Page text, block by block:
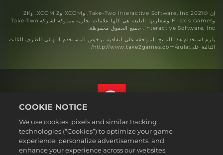
إن ©2021 Take-Two Interactive Software, Inc. وXCOM وXCOM 2. و2K
وFiraxis Games وشعارتها التابعة هي كلها علامات تجارية مملوكة لشركة Take-Two
Interactive Software, Inc. جميع الحقوق محفوظة.
يلزم استخدام هذا المنتج الموافقة على اتفاقية ترخيص المستخدم النهائي للطرف الثالث
التالية على:http://www.take2games.com/eula/
القسم القانوني
سياسة الخصوصية
العربية
COOKIE NOTICE
We use cookies, pixels and similar tracking
technologies (“Cookies”) to optimize your game
experience, personalize advertisements, and
enhance your experience across our websites,